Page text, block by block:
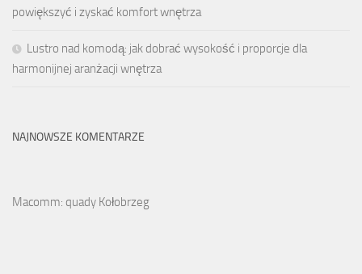
powiększyć i zyskać komfort wnętrza
Lustro nad komodą: jak dobrać wysokość i proporcje dla
harmonijnej aranżacji wnętrza
NAJNOWSZE KOMENTARZE
Macomm: quady Kołobrzeg